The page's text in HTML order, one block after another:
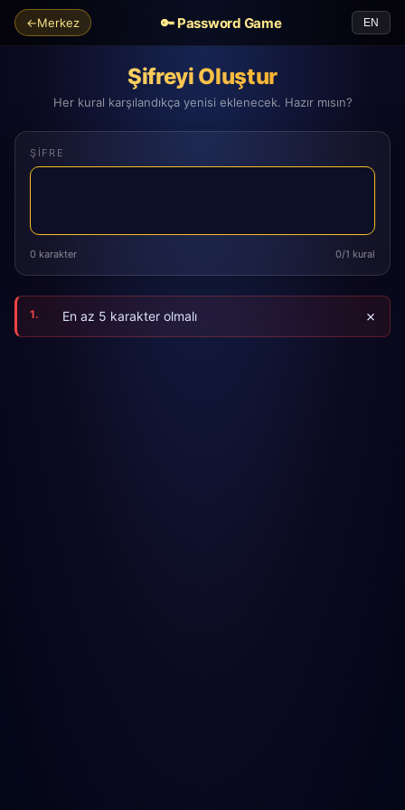
←Merkez 🔑 Password Game EN
Şifreyi Oluştur
Her kural karşılandıkça yenisi eklenecek. Hazır mısın?
ŞIFRE
0 karakter 0/1 kural
1. En az 5 karakter olmalı ✗